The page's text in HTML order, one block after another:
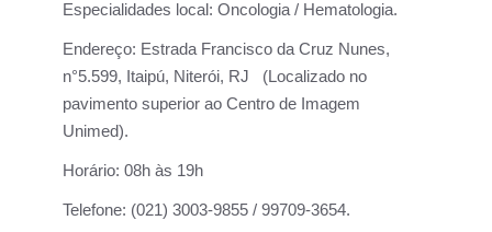
Especialidades local: Oncologia / Hematologia.
Endereço: Estrada Francisco da Cruz Nunes,
n°5.599, Itaipú, Niterói, RJ (Localizado no
pavimento superior ao Centro de Imagem
Unimed).
Horário: 08h às 19h
Telefone: (021) 3003-9855 / 99709-3654.